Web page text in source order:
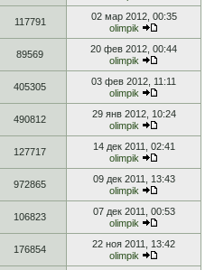
117791
02 мар 2012, 00:35
olimpik
89569
20 фев 2012, 00:44
olimpik
405305
03 фев 2012, 11:11
olimpik
490812
29 янв 2012, 10:24
olimpik
127717
14 дек 2011, 02:41
olimpik
972865
09 дек 2011, 13:43
olimpik
106823
07 дек 2011, 00:53
olimpik
176854
22 ноя 2011, 13:42
olimpik